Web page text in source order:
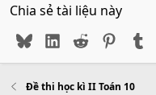
Chia sẻ tài liệu này
BlueskyLinkedIn
Reddit
Đề thi học kì II Toán 10